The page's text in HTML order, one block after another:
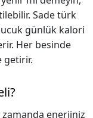
Sade türk
günlük kalori
Her besinde
getirir.
zamanda enerjiniz